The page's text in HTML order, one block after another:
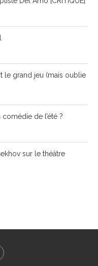
le grand jeu (mais oublie
de l’été ?
sur le théâtre